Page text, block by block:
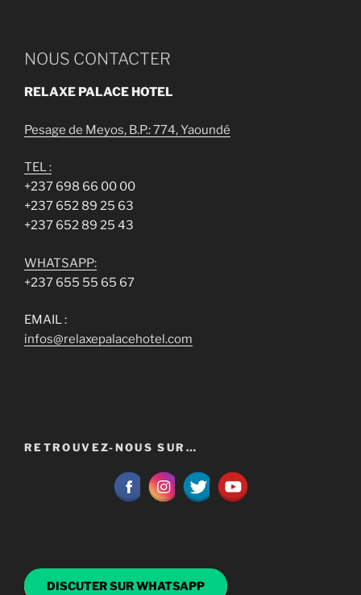
NOUS CONTACTER
RELAXE PALACE HOTEL
Pesage de Meyos, B.P.: 774, Yaoundé
TEL :
+237 698 66 00 00
+237 652 89 25 63
+237 652 89 25 43
WHATSAPP:
+237 655 55 65 67
EMAIL :
infos@relaxepalacehotel.com
RETROUVEZ-NOUS SUR…
DISCUTER SUR WHATSAPP